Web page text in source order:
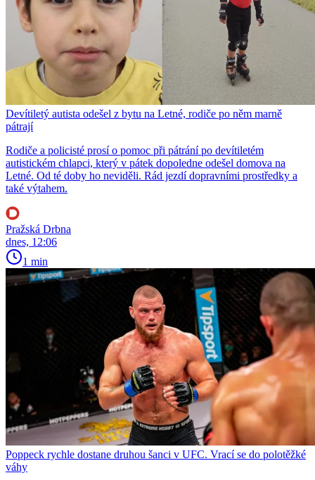
Devítiletý autista odešel z bytu na Letné, rodiče po něm marně
pátrají
Rodiče a policisté prosí o pomoc při pátrání po devítiletém
autistickém chlapci, který v pátek dopoledne odešel domova na
Letné. Od té doby ho neviděli. Rád jezdí dopravními prostředky a
také výtahem.
Pražská Drbna
dnes, 12:06
1 min
Poppeck rychle dostane druhou šanci v UFC. Vrací se do polotěžké
váhy